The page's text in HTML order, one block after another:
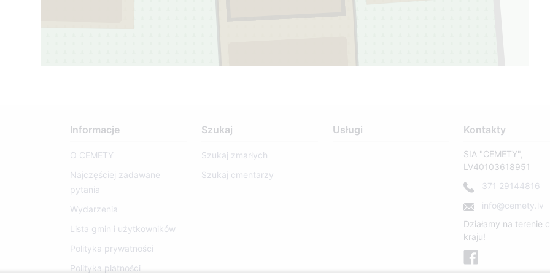
Informacje
O CEMETY
Najczęściej zadawane
pytania
Wydarzenia
Lista gmin i użytkowników
Polityka prywatności
Polityka płatności
Szukaj
Szukaj zmarłych
Szukaj cmentarzy
Usługi Kontakty
SIA "CEMETY",
LV40103618951
371 29144816
info@cemety.lv
Działamy na terenie
kraju!